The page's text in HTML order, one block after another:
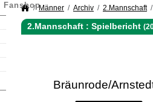
FanshopMänner Archiv 2.Mannschaft
2.Mannschaft : Spielbericht
Bräunrode/